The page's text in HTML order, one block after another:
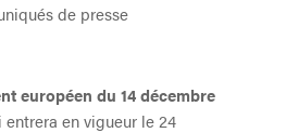
de presse
européen du 14 décembre
entrera en vigueur le 24